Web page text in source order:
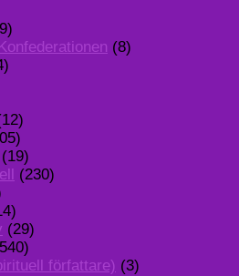
(8)
(19)
(230)
(29)
författare) (3)